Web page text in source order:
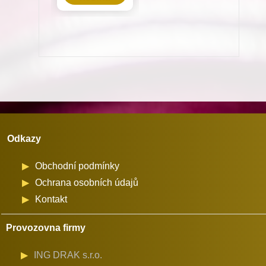
Odkazy
Obchodní podmínky
Ochrana osobních údajů
Kontakt
Provozovna firmy
ING DRAK s.r.o.